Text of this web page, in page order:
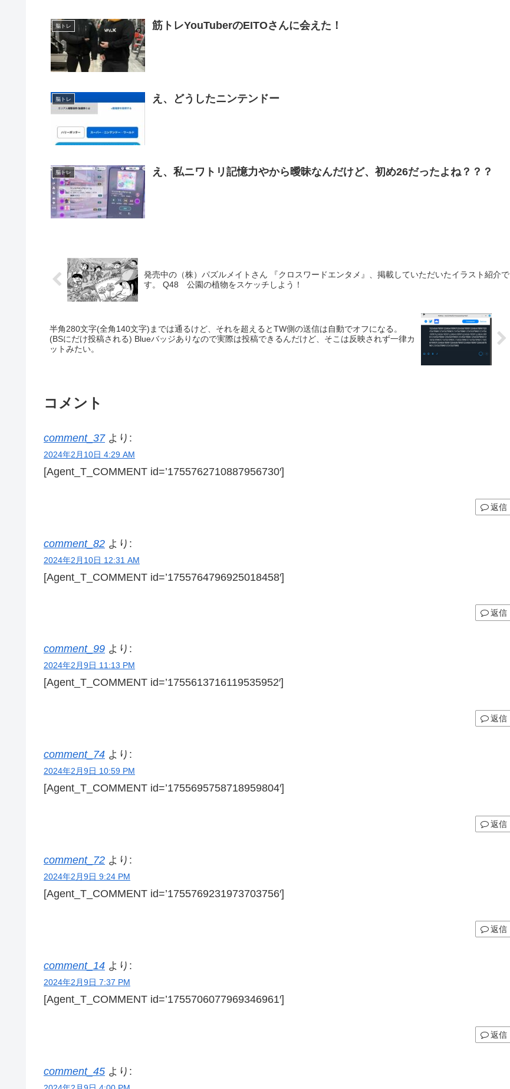
脳トレ 筋トレYouTuberのEITOさんに会えた！
脳トレ え、どうしたニンテンドー
脳トレ え、私ニワトリ記憶力やから曖昧なんだけど、初め26だったよね？？？
発売中の（株）パズルメイトさん 『クロスワードエンタメ』、掲載していただいたイラスト紹介で
す。 Q48 公園の植物をスケッチしよう！
半角280文字(全角140文字)までは通るけど、それを超えるとTW側の送信は自動でオフになる。
(BSにだけ投稿される) Blueバッジありなので実際は投稿できるんだけど、そこは反映されず一律カ
ットみたい。
コメント
comment_37 より:
2024年2月10日 4:29 AM
[Agent_T_COMMENT id=’1755762710887956730′]
返信
comment_82 より:
2024年2月10日 12:31 AM
[Agent_T_COMMENT id=’1755764796925018458′]
返信
comment_99 より:
2024年2月9日 11:13 PM
[Agent_T_COMMENT id=’1755613716119535952′]
返信
comment_74 より:
2024年2月9日 10:59 PM
[Agent_T_COMMENT id=’1755695758718959804′]
返信
comment_72 より:
2024年2月9日 9:24 PM
[Agent_T_COMMENT id=’1755769231973703756′]
返信
comment_14 より:
2024年2月9日 7:37 PM
[Agent_T_COMMENT id=’1755706077969346961′]
返信
comment_45 より: